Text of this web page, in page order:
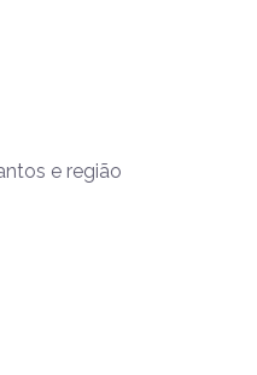
e região